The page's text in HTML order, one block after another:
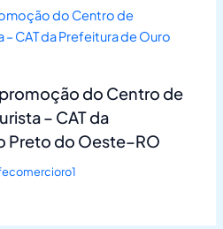
do Centro de
– CAT da
Preto do Oeste–RO